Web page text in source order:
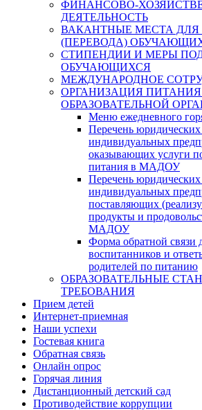
ФИНАНСОВО-
ДЕЯТЕЛЬНОСТЬ
ВАКАНТНЫЕ МЕСТА ДЛЯ
(ПЕРЕВОДА)
СТИПЕНДИИ И МЕРЫ
ОБУЧАЮЩИХСЯ
МЕЖДУНАРОДНОЕ
ОРГАНИЗАЦИЯ ПИТАНИЯ
ОБРАЗОВАТЕЛЬНОЙ
Меню ежедневного
Перечень
индивидуальных
оказывающих услуги
питания в МАДОУ
Перечень
индивидуальных
поставляющих
продукты и
МАДОУ
Форма обратной связи
воспитанников и
родителей по питанию
ОБРАЗОВАТЕЛЬНЫЕ
ТРЕБОВАНИЯ
Прием детей
Интернет-приемная
Наши успехи
Гостевая книга
Обратная связь
Онлайн опрос
Горячая линия
Дистанционный детский сад
Противодействие коррупции